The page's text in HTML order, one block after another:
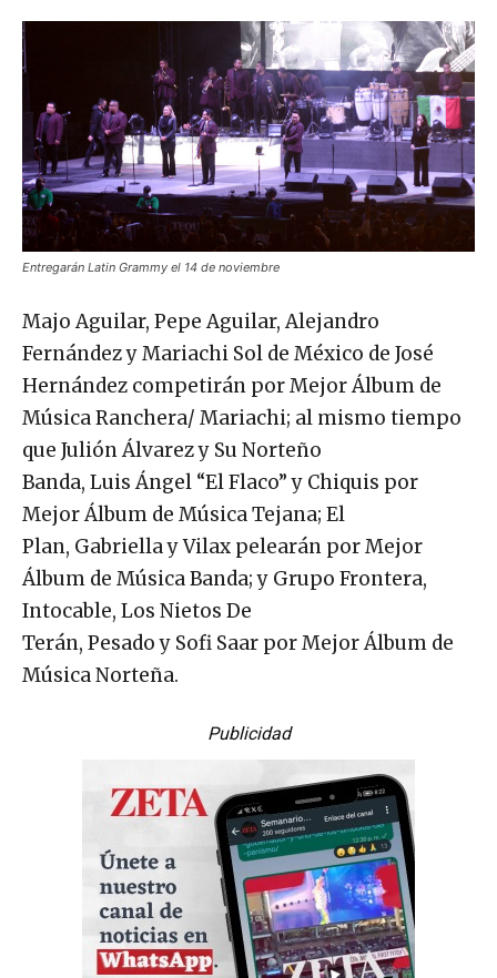
Entregarán Latin Grammy el 14 de noviembre
Majo Aguilar, Pepe Aguilar, Alejandro
Fernández y Mariachi Sol de México de José
Hernández competirán por Mejor Álbum de
Música Ranchera/ Mariachi; al mismo tiempo
que Julión Álvarez y Su Norteño
Banda, Luis Ángel “El Flaco” y Chiquis por
Mejor Álbum de Música Tejana; El
Plan, Gabriella y Vilax pelearán por Mejor
Álbum de Música Banda; y Grupo Frontera,
Intocable, Los Nietos De
Terán, Pesado y Sofi Saar por Mejor Álbum de
Música Norteña.
Publicidad